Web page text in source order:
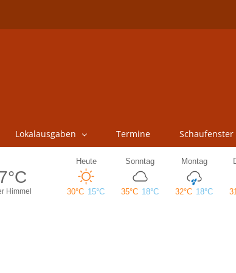
Lokalausgaben Termine Schaufenster